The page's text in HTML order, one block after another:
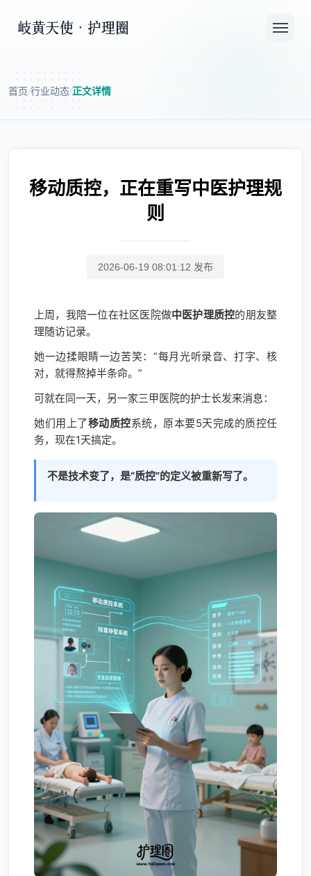
首页/行业动态/正文详情
移动质控，正在重写中医护理规
则
2026-06-19 08:01:12 发布
上周，我陪一位在社区医院做中医护理质控的朋友整
理随访记录。
她一边揉眼睛一边苦笑：“每月光听录音、打字、核
对，就得熬掉半条命。”
可就在同一天，另一家三甲医院的护士长发来消息：
她们用上了移动质控系统，原本要5天完成的质控任
务，现在1天搞定。
不是技术变了，是“质控”的定义被重新写了。